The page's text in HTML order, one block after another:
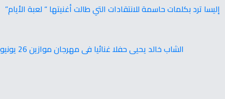
إليسا ترد بكلمات حاسمة للانتقادات التي طالت أغنيتها “ لعبة الأيام”
الشاب خالد يحيى حفلا غنائيا فى مهرجان موازين 26 يونيو